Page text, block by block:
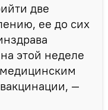
две
ее до сих
этой неделе
—